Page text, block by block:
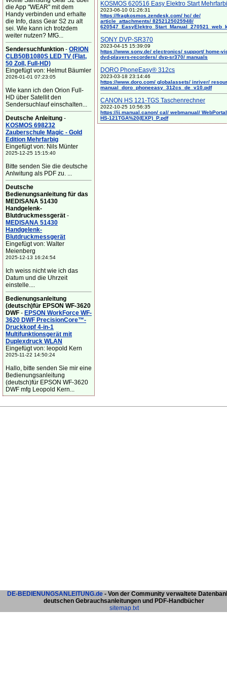
die App "WEAR" mit dem
Handy verbinden und erhalte
die Info, dass Gear S2 zu alt
sei. Wie kann ich trotzdem
weiter nutzen? MfG...
Sendersuchfunktion - ORION
CLB50B1080S LED TV (Flat,
50 Zoll, Full-HD)
Eingefügt von: Helmut Bäumler
2026-01-01 07:23:05
Wie kann ich den Orion Full-
HD über Satellit den
Sendersuchlauf einschalten...
Deutsche Anleitung -
KOSMOS 698232
Zauberschule Magic - Gold
Edition Mehrfarbig
Eingefügt von: Nils Münter
2025-12-25 15:15:40
Bitte senden Sie die deutsche
Anlwitung als PDF zu. ...
Deutsche
Bedienungsanleitung für das
MEDISANA 51430
Handgelenk-
Blutdruckmessgerät -
MEDISANA 51430
Handgelenk-
Blutdruckmessgerät
Eingefügt von: Walter
Meienberg
2025-12-13 16:24:54
Ich weiss nicht wie ich das
Datum und die Uhrzeit
einstelle....
Bedienungsanleitung
(deutsch)für EPSON WF-3620
DWF - EPSON WorkForce WF-
3620 DWF PrecisionCore™-
Druckkopf 4-in-1
Multifunktionsgerät mit
Duplexdruck WLAN
Eingefügt von: leopold Kern
2025-11-22 14:50:24
Hallo, bitte senden Sie mir eine
Bedienungsanleitung
(deutsch)für EPSON WF-3620
DWF mfg Leopold Kern...
KOSMOS 620516 Easy Elektro Start
2023-06-10 01:26:31
https://fragkosmos.zendesk.com/ hc/ de/
article_attachments/ 8252125025948/
SONY DVP-SR370
2023-04-15 15:39:09
https://www.sony.de/ electronics/ support/ home-
dvd-players-recorders/ dvp-sr370/ manuals
DORO PhoneEasy® 312cs
2023-03-18 23:14:46
https://www.doro.com/ globalassets/ inriver/
manual_doro_phoneeasy_312cs_de_v10.pdf
CANON HS 121-TGS Taschenrechner
2022-10-25 10:56:35
https://ij.manual.canon/ cal/ webmanual/
HS-121TGA%20(EXP)_P.pdf
DE-BEDIENUNGSANLEITUNG.de - Von der Community verwaltete
deutschen Gebrauchsanleitungen und PDF-Handbücher
sitemap.txt